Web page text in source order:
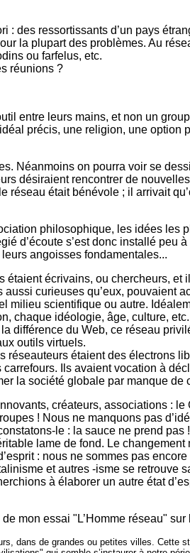
: des ressortissants d’un pays
la plupart des problèmes. Au
ou farfelus, etc.
réunions ?
entre leurs mains, et non un
précis, une religion, une option
Néanmoins on pourra voir se
désiraient rencontrer de
était bénévole ; il arrivait
philosophique, les idées les
d’écoute s’est donc installé peu
angoisses fondamentales...
écrivains, ou chercheurs, et
curieuses qu’eux, pouvaient
milieu scientifique ou autre.
chaque idéologie, âge, culture,
différence du Web, ce réseau
outils virtuels.
réseauteurs étaient des électrons
Ils avaient vocation à
la société globale par manque de
créateurs, associations :
! Nous ne manquons pas
le : la sauce ne prend pas
lame de fond. Le
: nous ne sommes pas
et autres -isme se retrouve
à élaborer un autre état
mon essai "L’Homme réseau" sur
dans de grandes ou petites villes. Cette